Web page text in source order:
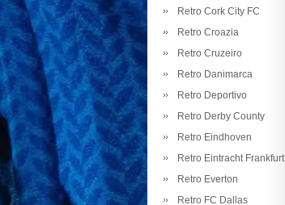
Retro Cork City FC
Retro Croazia
Retro Cruzeiro
Retro Danimarca
Retro Deportivo
Retro Derby County
Retro Eindhoven
Retro Eintracht Frankfurt
Retro Everton
Retro FC Dallas